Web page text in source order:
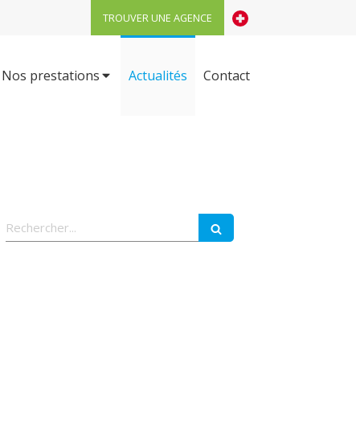
TROUVER UNE AGENCE
Nos prestations Actualités Contact
Rechercher